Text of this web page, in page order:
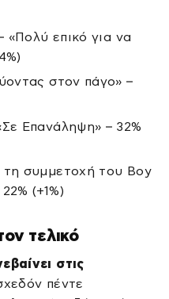
«Πολύ επικό για να
στον πάγο» –
Επανάληψη» – 32%
συμμετοχή του Boy
(+1%)
τελικό
στις
πέντε